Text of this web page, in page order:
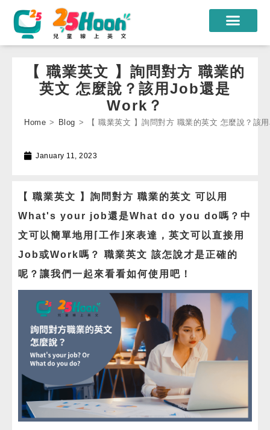
課程方案
課程教材
常見問題
登入
免費體驗
【 職業英文 】詢問對方 職業的
英文 怎麼說？該用Job還是
Work？
Home > Blog > 【 職業英文 】詢問對方 職業的英文 怎麼說？該
January 11, 2023
【 職業英文 】詢問對方 職業的英文 可以用
What's your job還是What do you do嗎？中
文可以簡單地用⌈工作⌋來表達，英文可以直接用
Job或Work嗎？ 職業英文 該怎說才是正確的
呢？讓我們一起來看看如何使用吧！